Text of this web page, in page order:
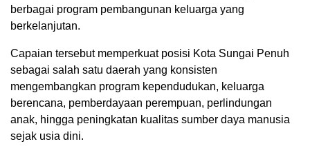
berbagai program pembangunan keluarga yang
berkelanjutan.
Capaian tersebut memperkuat posisi Kota Sungai Penuh
sebagai salah satu daerah yang konsisten
mengembangkan program kependudukan, keluarga
berencana, pemberdayaan perempuan, perlindungan
anak, hingga peningkatan kualitas sumber daya manusia
sejak usia dini.